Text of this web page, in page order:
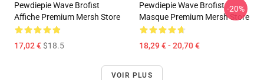
Pewdiepie Wave Brofist
Affiche Premium Mersh Store
17,02 €$18.5
Pewdiepie Wave Brofist
Masque Premium Mersh Store
18,29 € - 20,70 €
-20%
VOIR PLUS